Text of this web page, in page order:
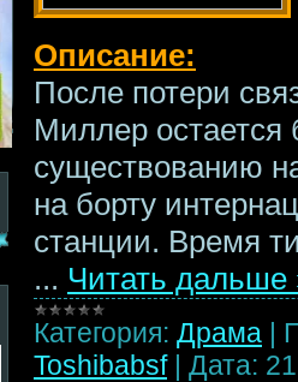
Описание:
После потери
Миллер остается
существованию
на борту
станции. Время
... Читать дальше
Категория: Драма |
Toshibabsf | Дата: